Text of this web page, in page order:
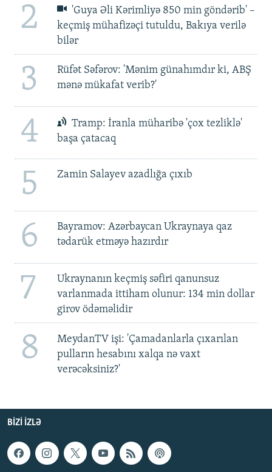
2
'Guya Əli Kərimliyə 850 min göndərib' –
keçmiş mühafizəçi tutuldu, Bakıya verilə
bilər
3
Rüfət Səfərov: 'Mənim günahımdır ki, ABŞ
mənə mükafat verib?'
4
Tramp: İranla müharibə 'çox tezliklə'
başa çatacaq
5 Zamin Salayev azadlığa çıxıb
6
Bayramov: Azərbaycan Ukraynaya qaz
tədarük etməyə hazırdır
7
Ukraynanın keçmiş səfiri qanunsuz
varlanmada ittiham olunur: 134 min dollar
girov ödəməlidir
8
MeydanTV işi: 'Çamadanlarla çıxarılan
pulların hesabını xalqa nə vaxt
verəcəksiniz?'
BIZI IZLƏ